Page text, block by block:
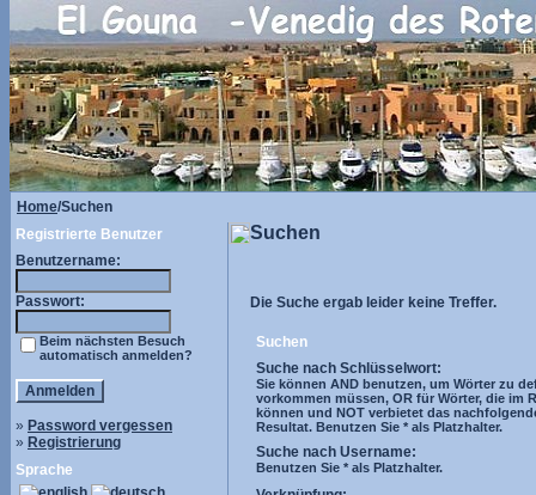
Home/Suchen
Registrierte Benutzer
Benutzername:
Passwort:
Beim nächsten Besuch
automatisch anmelden?
» Password vergessen
» Registrierung
Sprache
Suchen
Die Suche ergab leider keine Treffer.
Suchen
Suche nach Schlüsselwort:
Sie können AND benutzen, um Wörter zu
vorkommen müssen, OR für Wörter, die im
können und NOT verbietet das
Resultat. Benutzen Sie * als Platzhalter.
Suche nach Username:
Benutzen Sie * als Platzhalter.